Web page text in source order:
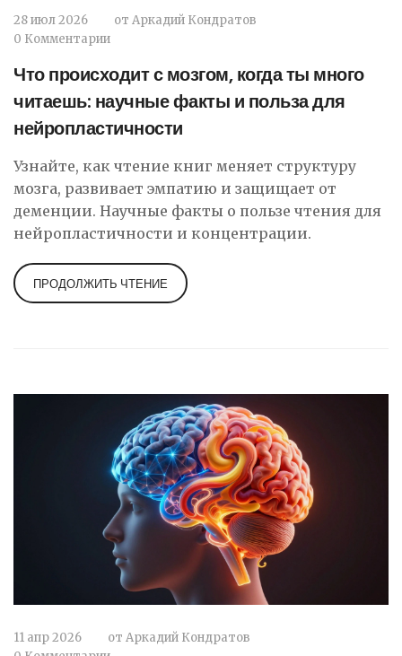
28 июл 2026 от Аркадий Кондратов
0 Комментарии
Что происходит с мозгом, когда ты много
читаешь: научные факты и польза для
нейропластичности
Узнайте, как чтение книг меняет структуру
мозга, развивает эмпатию и защищает от
деменции. Научные факты о пользе чтения для
нейропластичности и концентрации.
ПРОДОЛЖИТЬ ЧТЕНИЕ
11 апр 2026 от Аркадий Кондратов